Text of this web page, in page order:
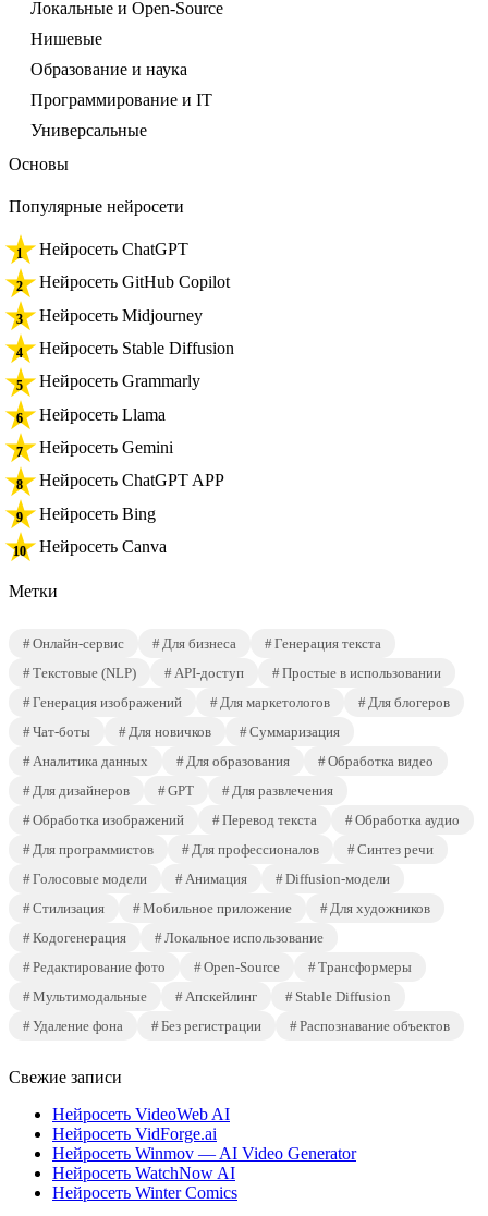
Локальные и Open-Source
Нишевые
Образование и наука
Программирование и IT
Универсальные
Основы
Популярные нейросети
Нейросеть ChatGPT
Нейросеть GitHub Copilot
Нейросеть Midjourney
Нейросеть Stable Diffusion
Нейросеть Grammarly
Нейросеть Llama
Нейросеть Gemini
Нейросеть ChatGPT APP
Нейросеть Bing
Нейросеть Canva
Метки
Онлайн-сервис Для бизнеса
Генерация текста
Текстовые (NLP)
API-доступ
Простые в использовании
Генерация изображений
Для маркетологов
Для блогеров
Чат-боты
Для новичков
Суммаризация
Аналитика данных
Для образования
Обработка видео
Для дизайнеров
GPT
Для развлечения
Обработка изображений
Перевод текста
Обработка аудио
Для программистов
Для профессионалов
Синтез речи
Голосовые модели
Анимация
Diffusion-модели
Стилизация
Мобильное приложение
Для художников
Кодогенерация
Локальное использование
Редактирование фото
Open-Source
Трансформеры
Мультимодальные
Апскейлинг
Stable Diffusion
Удаление фона
Без регистрации Распознавание объектов
Свежие записи
Нейросеть VideoWeb AI
Нейросеть VidForge.ai
Нейросеть Winmov — AI Video Generator
Нейросеть WatchNow AI
Нейросеть Winter Comics